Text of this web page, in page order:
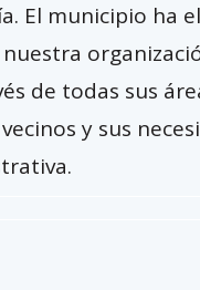
El municipio ha
de todas sus
y sus